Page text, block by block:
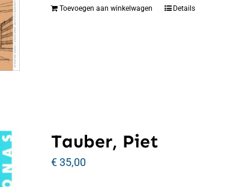
Toevoegen aan winkelwagen Details
Tauber, Piet
€35,00